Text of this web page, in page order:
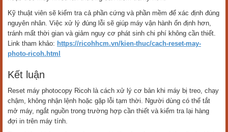
Kỹ thuật viên sẽ kiểm tra cả phần cứng và phần mềm để xác định đúng
nguyên nhân. Việc xử lý đúng lỗi sẽ giúp máy vận hành ổn định hơn,
tránh mất thời gian và giảm nguy cơ phát sinh chi phí không cần thiết.
Link tham khảo: https://ricohhcm.vn/kien-thuc/cach-reset-may-
photo-ricoh.html
Kết luận
Reset máy photocopy Ricoh là cách xử lý cơ bản khi máy bị treo, chạy
chậm, không nhận lệnh hoặc gặp lỗi tạm thời. Người dùng có thể tắt
mở máy, ngắt nguồn trong trường hợp cần thiết và kiểm tra lại hàng
đợi in trên máy tính.